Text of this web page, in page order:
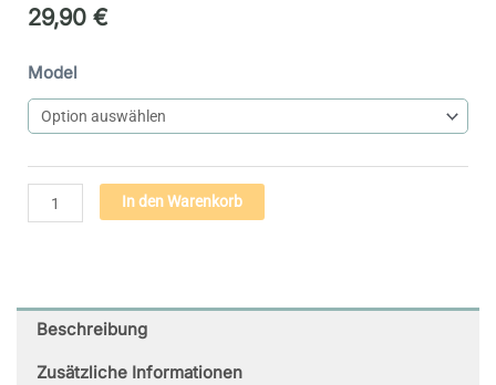
29,90 €
Model
Handyhülle
der
Harmonie
(17)
-
Flexi
&
Samsung
In den Warenkorb
Beschreibung
Zusätzliche Informationen